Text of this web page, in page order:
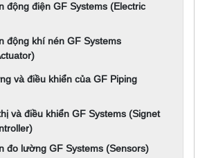
động điện GF Systems (Electric
động khí nén GF Systems
và điều khiển của GF Piping
và điều khiển GF Systems (Signet
đo lường GF Systems (Sensors)